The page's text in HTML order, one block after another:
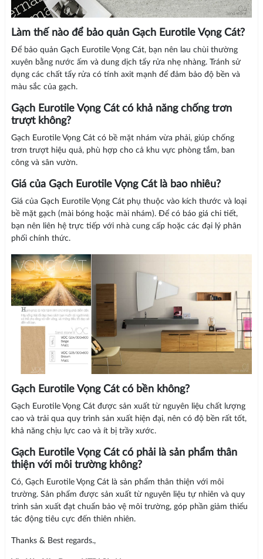
Làm thế nào để bảo quản Gạch Eurotile Vọng Cát?
Để bảo quản Gạch Eurotile Vọng Cát, bạn nên lau chùi thường
xuyên bằng nước ấm và dung dịch tẩy rửa nhẹ nhàng. Tránh sử
dụng các chất tẩy rửa có tính axit mạnh để đảm bảo độ bền và
màu sắc của gạch.
Gạch Eurotile Vọng Cát có khả năng chống trơn
trượt không?
Gạch Eurotile Vọng Cát có bề mặt nhám vừa phải, giúp chống
trơn trượt hiệu quả, phù hợp cho cả khu vực phòng tắm, ban
công và sân vườn.
Giá của Gạch Eurotile Vọng Cát là bao nhiêu?
Giá của Gạch Eurotile Vọng Cát phụ thuộc vào kích thước và loại
bề mặt gạch (mài bóng hoặc mài nhám). Để có báo giá chi tiết,
bạn nên liên hệ trực tiếp với nhà cung cấp hoặc các đại lý phân
phối chính thức.
Gạch Eurotile Vọng Cát có bền không?
Gạch Eurotile Vọng Cát được sản xuất từ nguyên liệu chất lượng
cao và trải qua quy trình sản xuất hiện đại, nên có độ bền rất tốt,
khả năng chịu lực cao và ít bị trầy xước.
Gạch Eurotile Vọng Cát có phải là sản phẩm thân
thiện với môi trường không?
Có, Gạch Eurotile Vọng Cát là sản phẩm thân thiện với môi
trường. Sản phẩm được sản xuất từ nguyên liệu tự nhiên và quy
trình sản xuất đạt chuẩn bảo vệ môi trường, góp phần giảm thiểu
tác động tiêu cực đến thiên nhiên.
Thanks & Best regards.,